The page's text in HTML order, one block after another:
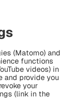
(Matomo) and
functions
videos) in
and provide you
your
(link in the